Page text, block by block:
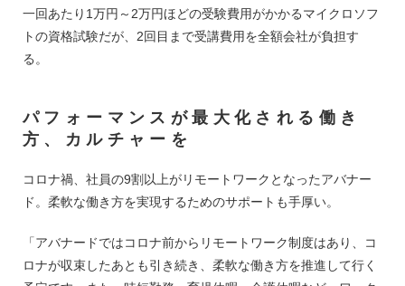
一回あたり1万円～2万円ほどの受験費用がかかるマイクロソフ
トの資格試験だが、2回目まで受講費用を全額会社が負担す
る。
パフォーマンスが最大化される働き
方、カルチャーを
コロナ禍、社員の9割以上がリモートワークとなったアバナー
ド。柔軟な働き方を実現するためのサポートも手厚い。
「アバナードではコロナ前からリモートワーク制度はあり、コ
ロナが収束したあとも引き続き、柔軟な働き方を推進して行く